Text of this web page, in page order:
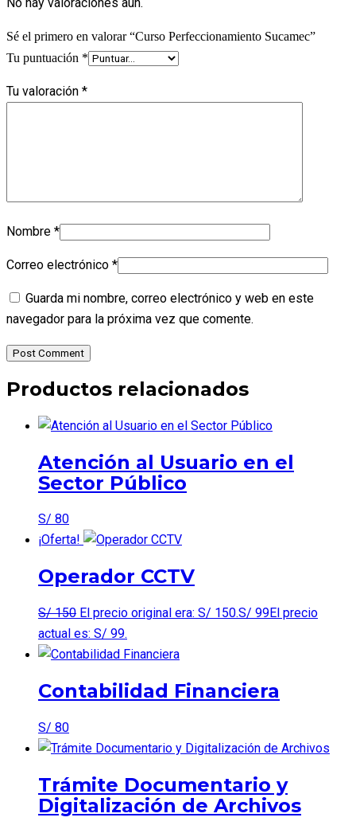
Sé el primero en valorar “Curso Perfeccionamiento Sucamec”
Tu puntuación *
Tu valoración *
Nombre *
Correo electrónico *
Guarda mi nombre, correo electrónico y web en este
navegador para la próxima vez que comente.
Post Comment
Productos relacionados
Atención al Usuario en el
Sector Público
S/ 80
¡Oferta!
Operador CCTV
S/150 El precio original era: S/ 150.S/ 99El precio
actual es: S/ 99.
Contabilidad Financiera
S/ 80
Trámite Documentario y
Digitalización de Archivos